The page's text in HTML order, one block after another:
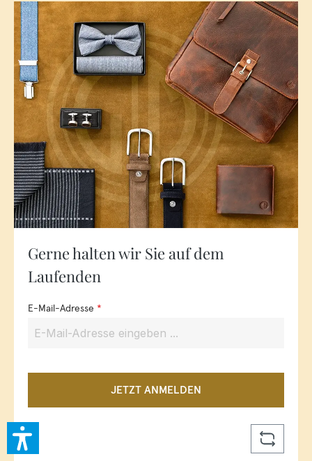
Gerne halten wir Sie auf dem
Laufenden
E-Mail-Adresse *
JETZT ANMELDEN